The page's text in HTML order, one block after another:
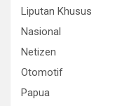
Liputan Khusus
Nasional
Netizen
Otomotif
Papua